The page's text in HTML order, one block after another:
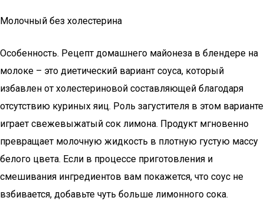
Молочный без холестерина
Особенность. Рецепт домашнего майонеза в блендере на
молоке – это диетический вариант соуса, который
избавлен от холестериновой составляющей благодаря
отсутствию куриных яиц. Роль загустителя в этом варианте
играет свежевыжатый сок лимона. Продукт мгновенно
превращает молочную жидкость в плотную густую массу
белого цвета. Если в процессе приготовления и
смешивания ингредиентов вам покажется, что соус не
взбивается, добавьте чуть больше лимонного сока.